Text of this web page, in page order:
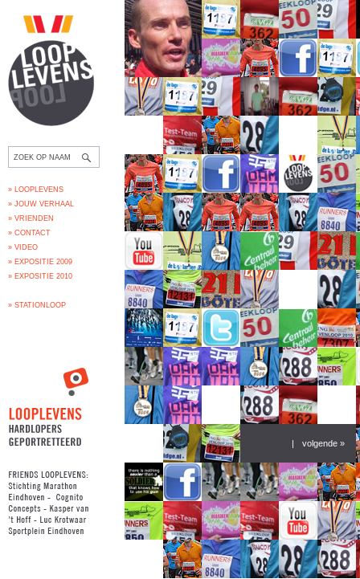
» LOOPLEVENS
» JOUW VERHAAL
» VRIENDEN
» CONTACT
» VIDEO
» EXPOSITIE 2009
» EXPOSITIE 2010
» STATIONLOOP
| volgende »